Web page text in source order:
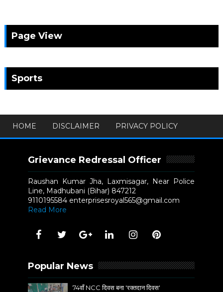
Page View
Sports
HOME DISCLAIMER PRIVACY POLICY
Grievance Redressal Officer
Raushan Kumar Jha, Laxmisagar, Near Police
Line, Madhubani (Bihar) 847212
9110195584 enterprisesroyal565@gmail.com
Read More
Popular News
74वाँ NCC दिवस बना 'रक्तदान दिवस'